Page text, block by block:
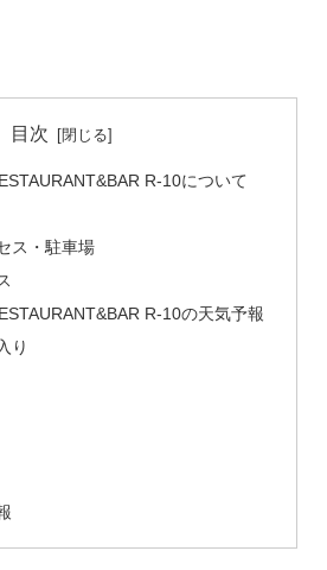
目次
R-10について
ス・駐車場
R-10の天気予報
り